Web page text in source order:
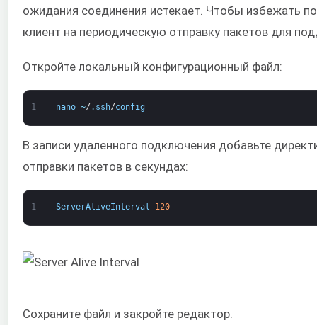
ожидания соединения истекает. Чтобы избежать
клиент на периодическую отправку пакетов для
Откройте локальный конфигурационный файл:
1 nano ~/ . ssh/config
В записи удаленного подключения добавьте
отправки пакетов в секундах:
1 ServerAliveInterval 120
Сохраните файл и закройте редактор.